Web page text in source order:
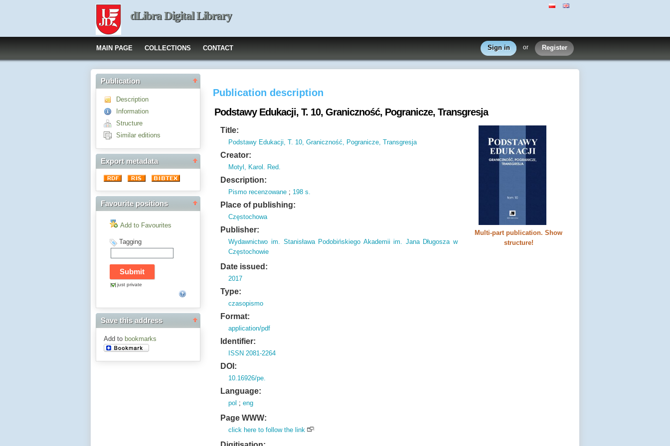
dLibra Digital Library
MAIN PAGE COLLECTIONS CONTACT Sign in or Register
Publication
Description
Information
Structure
Similar editions
Export metadata
Favourite positions
Add to Favourites
Tagging
just private
Save this address
Add to bookmarks
Publication description
Podstawy Edukacji, T. 10, Graniczność, Pogranicze, Transgresja
Multi-part publication. Show
structure!
Title:
Podstawy Edukacji, T. 10, Graniczność, Pogranicze, Transgresja
Creator:
Motyl, Karol. Red.
Description:
Pismo recenzowane ; 198 s.
Place of publishing:
Częstochowa
Publisher:
Wydawnictwo im. Stanisława Podobińskiego Akademii im. Jana Długosza w
Częstochowie
Date issued:
2017
Type:
czasopismo
Format:
application/pdf
Identifier:
ISSN 2081-2264
DOI:
10.16926/pe.
Language:
pol ;eng
Page WWW:
click here to follow the link